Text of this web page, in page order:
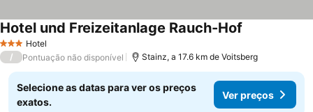
3 EstrelasHotel
Hotel und Freizeitanlage Rauch-Hof
/ Pontuação não disponível Stainz, a 17.6 km de Voitsberg
Selecione as datas para ver os preços
exatos.
Ver preços